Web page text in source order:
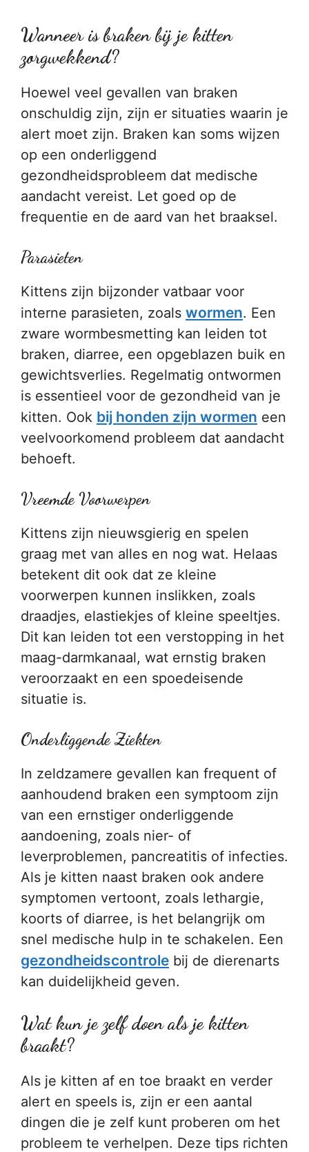
Wanneer is braken bij je kitten
zorgwekkend?
Hoewel veel gevallen van braken
onschuldig zijn, zijn er situaties waarin je
alert moet zijn. Braken kan soms wijzen
op een onderliggend
gezondheidsprobleem dat medische
aandacht vereist. Let goed op de
frequentie en de aard van het braaksel.
Parasieten
Kittens zijn bijzonder vatbaar voor
interne parasieten, zoals wormen. Een
zware wormbesmetting kan leiden tot
braken, diarree, een opgeblazen buik en
gewichtsverlies. Regelmatig ontwormen
is essentieel voor de gezondheid van je
kitten. Ook bij honden zijn wormen een
veelvoorkomend probleem dat aandacht
behoeft.
Vreemde Voorwerpen
Kittens zijn nieuwsgierig en spelen
graag met van alles en nog wat. Helaas
betekent dit ook dat ze kleine
voorwerpen kunnen inslikken, zoals
draadjes, elastiekjes of kleine speeltjes.
Dit kan leiden tot een verstopping in het
maag-darmkanaal, wat ernstig braken
veroorzaakt en een spoedeisende
situatie is.
Onderliggende Ziekten
In zeldzamere gevallen kan frequent of
aanhoudend braken een symptoom zijn
van een ernstiger onderliggende
aandoening, zoals nier- of
leverproblemen, pancreatitis of infecties.
Als je kitten naast braken ook andere
symptomen vertoont, zoals lethargie,
koorts of diarree, is het belangrijk om
snel medische hulp in te schakelen. Een
gezondheidscontrole bij de dierenarts
kan duidelijkheid geven.
Wat kun je zelf doen als je kitten
braakt?
Als je kitten af en toe braakt en verder
alert en speels is, zijn er een aantal
dingen die je zelf kunt proberen om het
probleem te verhelpen. Deze tips richten